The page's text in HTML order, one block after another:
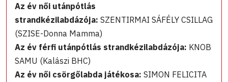
Az év női utánpótlás
strandkézilabdázója: SZENTIRMAI SÁFÉLY CSILLAG
(SZISE-Donna Mamma)
Az év férfi utánpótlás strandkézilabdázója: KNOB
SAMU (Kalászi BHC)
Az év női csörgőlabda játékosa: SIMON FELICITA